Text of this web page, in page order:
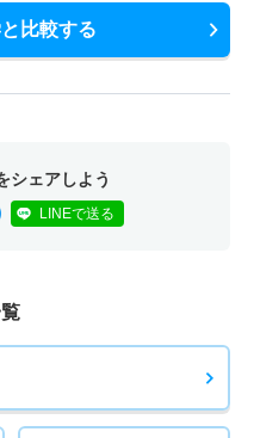
比較する
シェアしよう
LINEで送る